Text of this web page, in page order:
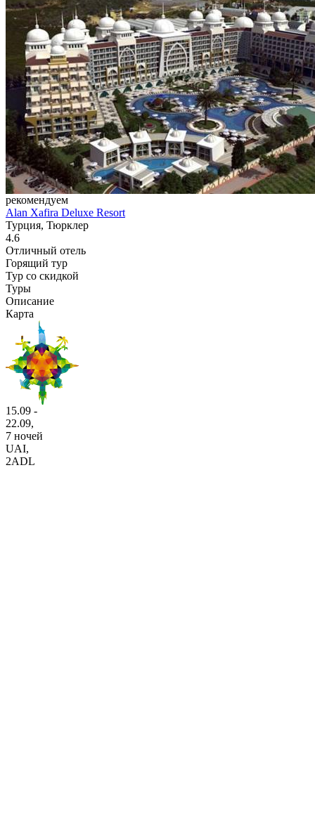
рекомендуем
Alan Xafira Deluxe Resort
Турция, Тюрклер
4.6
Отличный отель
Горящий тур
Тур со скидкой
Туры
Описание
Карта
15.09 -
22.09,
7 ночей
UAI,
2ADL